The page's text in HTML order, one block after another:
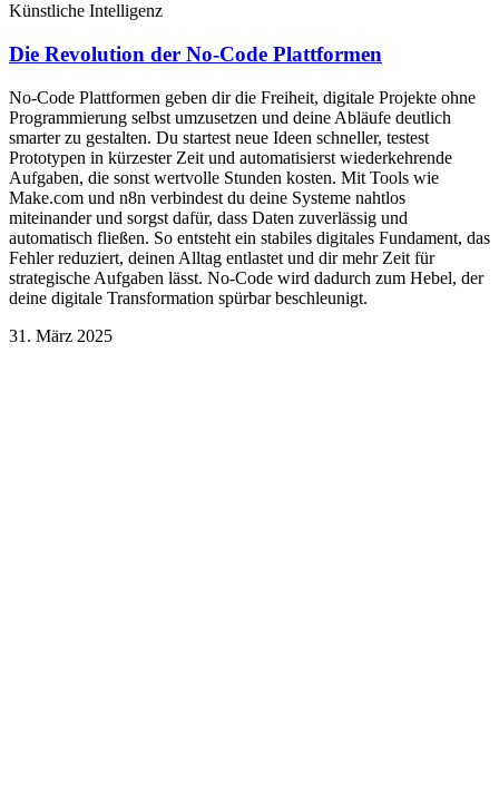
Künstliche Intelligenz
Die Revolution der No-Code Plattformen
No-Code Plattformen geben dir die Freiheit, digitale Projekte ohne
Programmierung selbst umzusetzen und deine Abläufe deutlich
smarter zu gestalten. Du startest neue Ideen schneller, testest
Prototypen in kürzester Zeit und automatisierst wiederkehrende
Aufgaben, die sonst wertvolle Stunden kosten. Mit Tools wie
Make.com und n8n verbindest du deine Systeme nahtlos
miteinander und sorgst dafür, dass Daten zuverlässig und
automatisch fließen. So entsteht ein stabiles digitales Fundament, das
Fehler reduziert, deinen Alltag entlastet und dir mehr Zeit für
strategische Aufgaben lässt. No-Code wird dadurch zum Hebel, der
deine digitale Transformation spürbar beschleunigt.
31. März 2025